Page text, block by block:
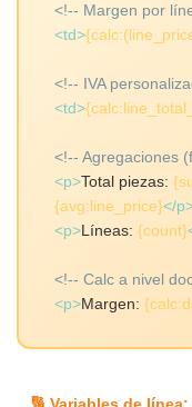
<!-- Margen por
<td>
<!-- IVA
<td>
<!-- Agregaciones
<p>Total piezas:
{avg:line_price}</
<p>Líneas: {count}
<!-- Calc a nivel
<p>Margen: